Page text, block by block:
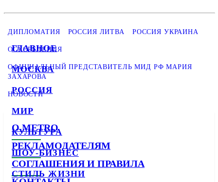
ГЛАВНОЕ
МОСКВА
РОССИЯ
МИР
КУЛЬТУРА
ШОУ-БИЗНЕС
СТИЛЬ ЖИЗНИ
ДИПЛОМАТИЯ РОССИЯ ЛИТВА РОССИЯ УКРАИНА
ОСКОРБЛЕНИЯ
ОФИЦИАЛЬНЫЙ ПРЕДСТАВИТЕЛЬ МИД РФ МАРИЯ
ЗАХАРОВА
НОВОСТИ
О METRO
РЕКЛАМОДАТЕЛЯМ
СОГЛАШЕНИЯ И ПРАВИЛА